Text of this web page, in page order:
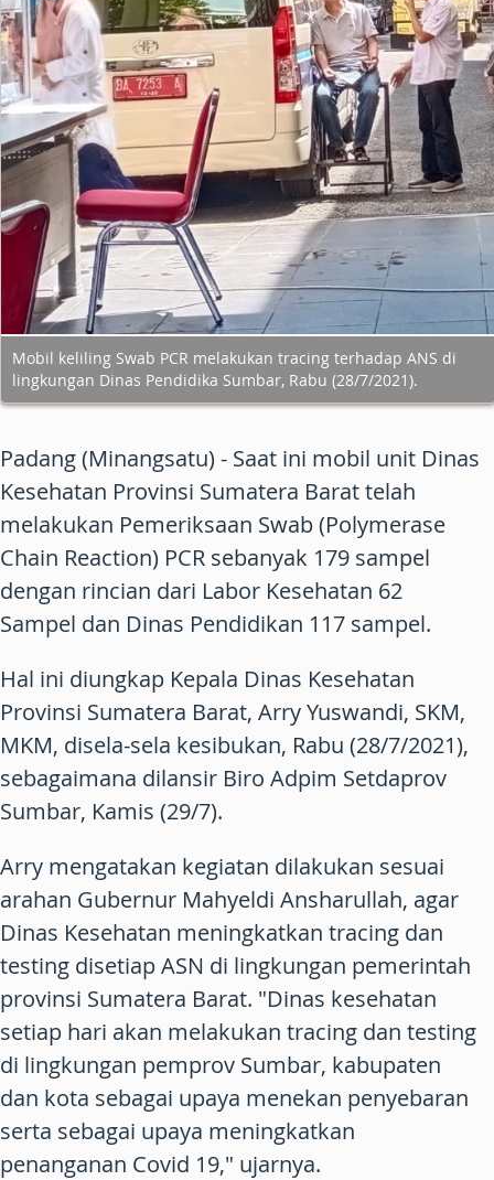
Mobil keliling Swab PCR melakukan tracing terhadap ANS di
lingkungan Dinas Pendidika Sumbar, Rabu (28/7/2021).
Padang (Minangsatu) - Saat ini mobil unit Dinas
Kesehatan Provinsi Sumatera Barat telah
melakukan Pemeriksaan Swab (Polymerase
Chain Reaction) PCR sebanyak 179 sampel
dengan rincian dari Labor Kesehatan 62
Sampel dan Dinas Pendidikan 117 sampel.
Hal ini diungkap Kepala Dinas Kesehatan
Provinsi Sumatera Barat, Arry Yuswandi, SKM,
MKM, disela-sela kesibukan, Rabu (28/7/2021),
sebagaimana dilansir Biro Adpim Setdaprov
Sumbar, Kamis (29/7).
Arry mengatakan kegiatan dilakukan sesuai
arahan Gubernur Mahyeldi Ansharullah, agar
Dinas Kesehatan meningkatkan tracing dan
testing disetiap ASN di lingkungan pemerintah
provinsi Sumatera Barat. "Dinas kesehatan
setiap hari akan melakukan tracing dan testing
di lingkungan pemprov Sumbar, kabupaten
dan kota sebagai upaya menekan penyebaran
serta sebagai upaya meningkatkan
penanganan Covid 19," ujarnya.